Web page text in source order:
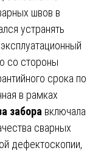
швов в
устранять
со стороны
срока по
в рамках
забора включала
сварных
дефектоскопии,